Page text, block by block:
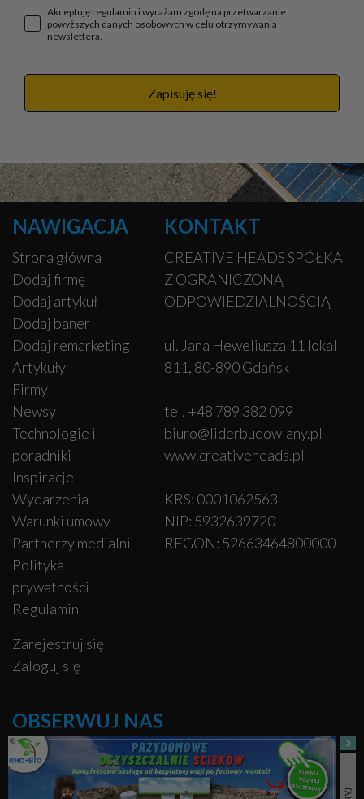
Akceptuję regulamin i wyrażam zgodę na przetwarzanie
powyższych danych osobowych w celu otrzymywania
newslettera.
Zapisuję się!
NAWIGACJA
Strona główna
Dodaj firmę
Dodaj artykuł
Dodaj baner
Dodaj remarketing
Artykuły
Firmy
Newsy
Technologie i
poradniki
Inspiracje
Wydarzenia
Warunki umowy
Partnerzy medialni
Polityka
prywatności
Regulamin
Zarejestruj się
Zaloguj się
KONTAKT
CREATIVE HEADS SPÓŁKA
Z OGRANICZONĄ
ODPOWIEDZIALNOŚCIĄ
ul. Jana Heweliusza 11 lokal
811, 80-890 Gdańsk
tel. +48 789 382 099
biuro@liderbudowlany.pl
www.creativeheads.pl
KRS: 0001062563
NIP: 5932639720
REGON: 52663464800000
OBSERWUJ NAS
Facebook